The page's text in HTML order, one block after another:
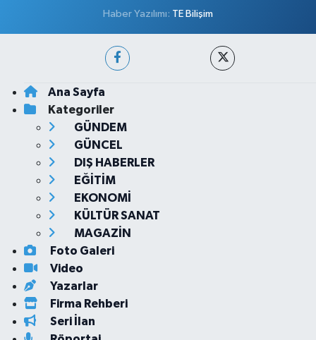
Haber Yazılımı: TE Bilişim
Ana Sayfa
Kategoriler
GÜNDEM
GÜNCEL
DIŞ HABERLER
EĞİTİM
EKONOMİ
KÜLTÜR SANAT
MAGAZİN
Foto Galeri
Video
Yazarlar
Firma Rehberi
Seri İlan